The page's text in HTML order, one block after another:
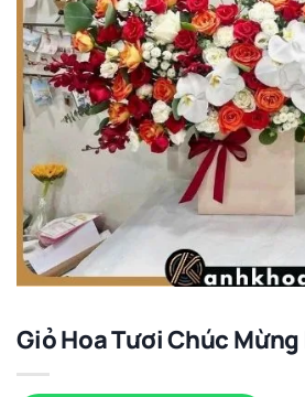
Giỏ Hoa Tươi Chúc Mừng